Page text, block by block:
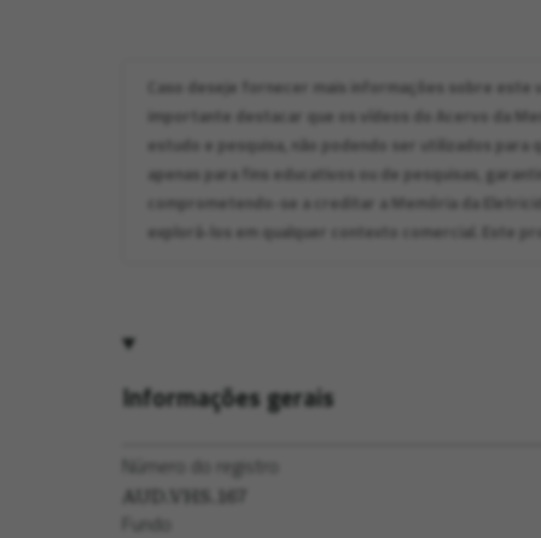
Caso deseje fornecer mais informações sobre
importante destacar que os vídeos do Acervo da
estudo e pesquisa, não podendo ser utilizados
apenas para fins educativos ou de pesquisas,
comprometendo-se a creditar a Memória da
explorá-los em qualquer contexto comercial. Este
Informações gerais
Número do registro
AUD.VHS.167
Fundo